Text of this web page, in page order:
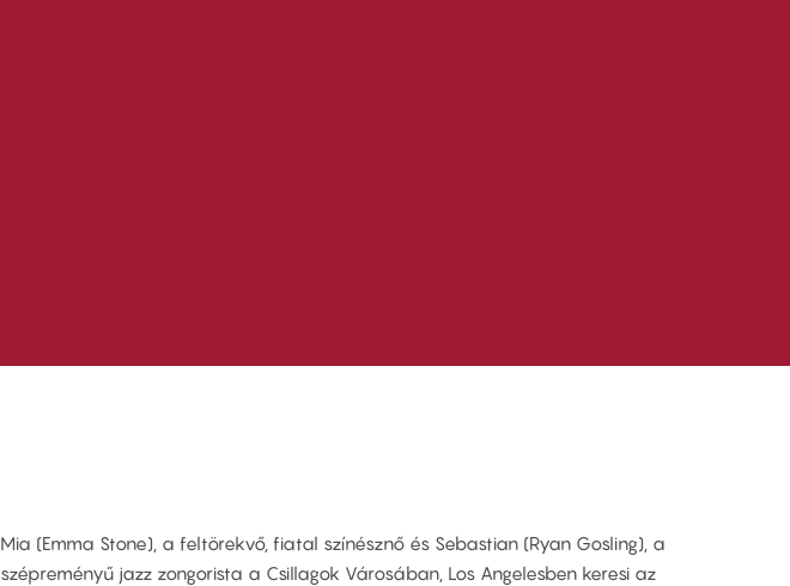
Mia (Emma Stone), a feltörekvő, fiatal színésznő és Sebastian (Ryan Gosling), a
szépreményű jazz zongorista a Csillagok Városában, Los Angelesben keresi az